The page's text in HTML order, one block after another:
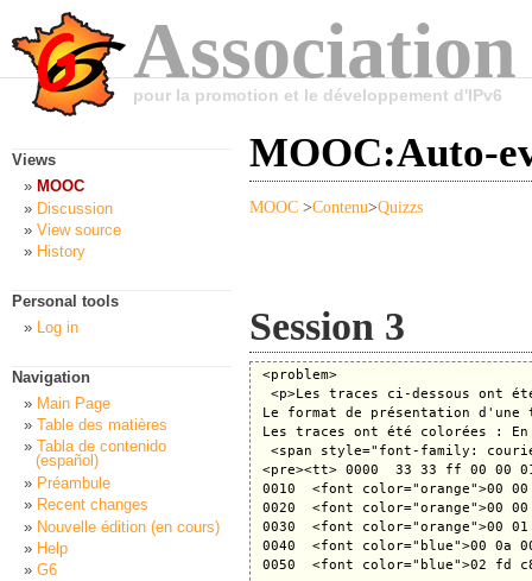
pour la promotion et le développement d'IPv6
MOOC:Auto-
MOOC >Contenu>Quizzs
Session 3
<problem>
<p>Les traces ci-dessous ont
Le format de présentation d'une
Les traces ont été colorées :
<span style="font-family:
<pre><tt> 0000  33 33 ff 00 00
0010  <font color="orange">00
0020  <font color="orange">00
0030  <font color="orange">00
0040  <font color="blue">00 0a
0050  <font color="blue">02 fd
Views
MOOC
Discussion
View source
History
Personal tools
Log in
Navigation
Main Page
Table des matières
Tabla de contenido
(español)
Préambule
Recent changes
Nouvelle édition (en cours)
Help
G6